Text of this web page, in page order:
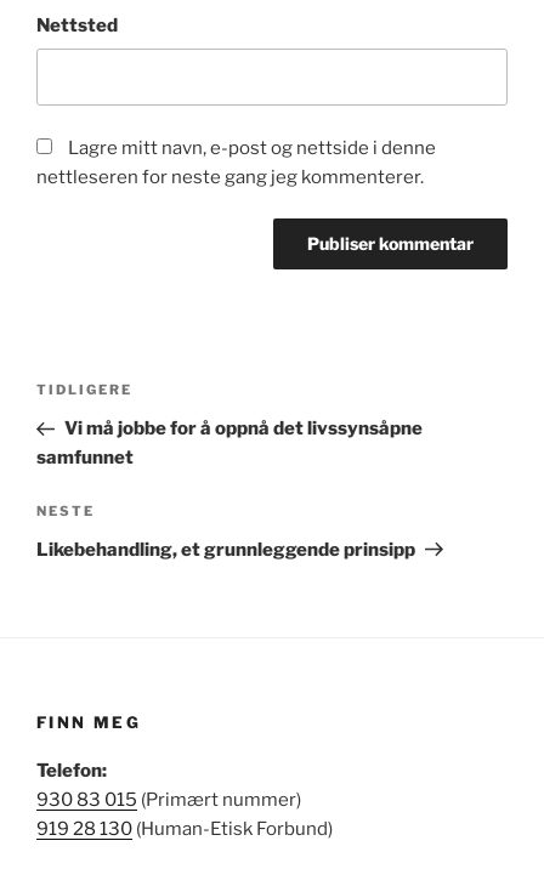
Nettsted
Lagre mitt navn, e-post og nettside i denne
nettleseren for neste gang jeg kommenterer.
Innleggsnavigasjon
Forrige
innlegg
TIDLIGERE
Vi må jobbe for å oppnå det livssynsåpne
samfunnet
Neste
innlegg
NESTE
Likebehandling, et grunnleggende prinsipp
FINN MEG
Telefon:
930 83 015 (Primært nummer)
919 28 130 (Human-Etisk Forbund)